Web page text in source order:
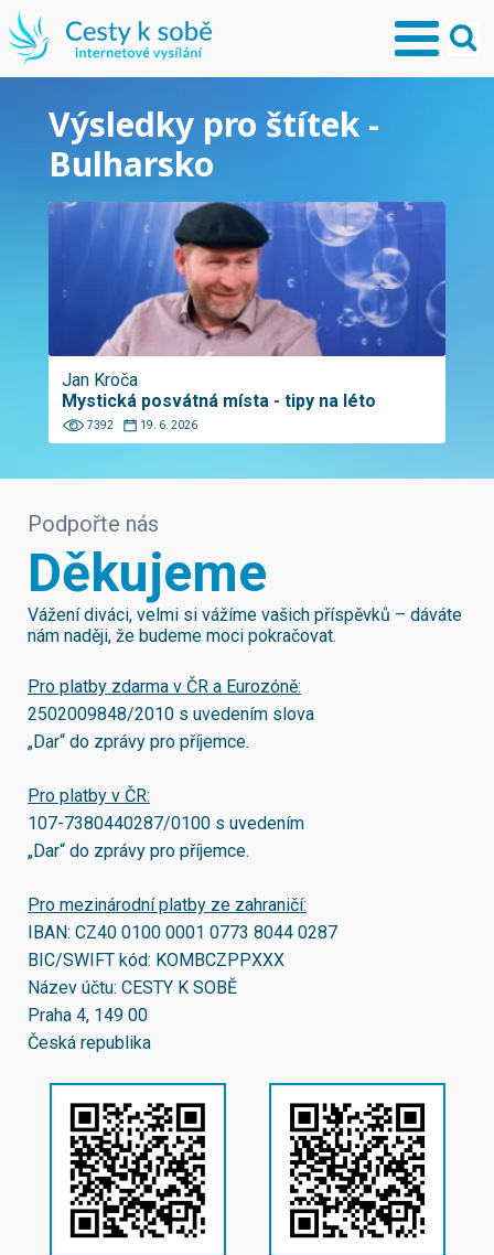
Výsledky pro štítek -
Bulharsko
Jan Kroča
Mystická posvátná místa - tipy na léto
7392 19. 6. 2026
Podpořte nás
Děkujeme
Vážení diváci, velmi si vážíme vašich příspěvků – dáváte
nám naději, že budeme moci pokračovat.
Pro platby zdarma v ČR a Eurozóně:
2502009848/2010 s uvedením slova
„Dar“ do zprávy pro příjemce.
Pro platby v ČR:
107-7380440287/0100 s uvedením
„Dar“ do zprávy pro příjemce.
Pro mezinárodní platby ze zahraničí:
IBAN: CZ40 0100 0001 0773 8044 0287
BIC/SWIFT kód: KOMBCZPPXXX
Název účtu: CESTY K SOBĚ
Praha 4, 149 00
Česká republika